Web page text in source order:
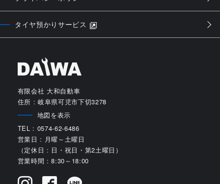
タイヤ預かりサービス
有限会社 大和自動車
住所 : 岐阜県可児市下切3278
地図を表示
TEL : 0574-62-6486
営業日 : 月曜～土曜日
（定休日 : 日・祝日・第2土曜日）
営業時間 : 8:30～18:00